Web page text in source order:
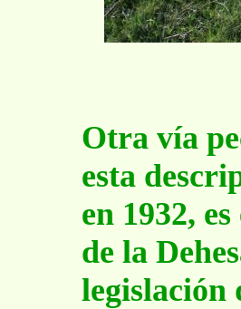
Otra vía
esta
en 1932,
de la
legislación